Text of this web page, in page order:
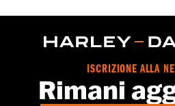
ISCRIZIONE ALLA
Rimani